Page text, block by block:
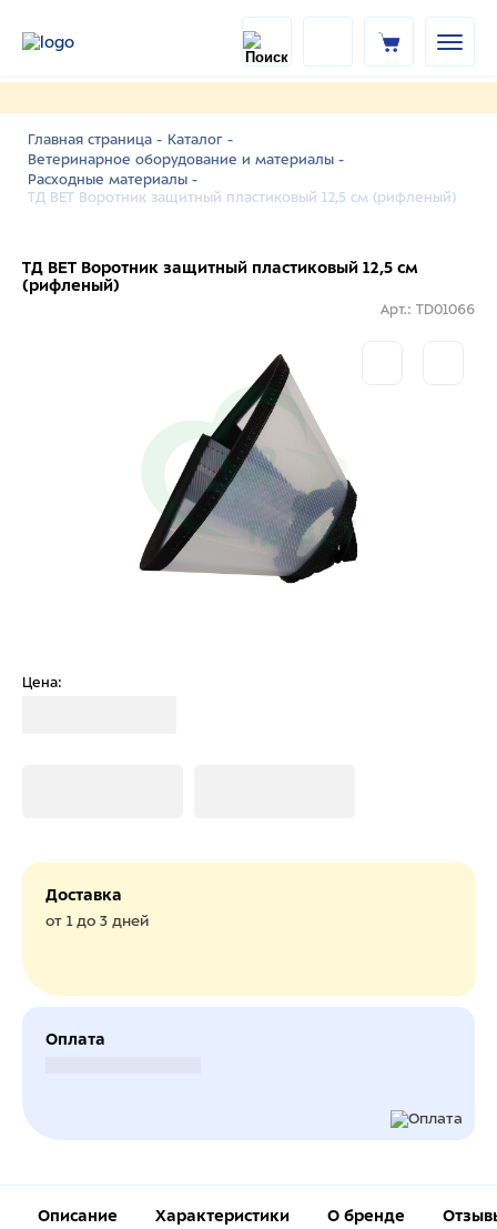
Главная страница - Каталог -
Ветеринарное оборудование и материалы -
Расходные материалы -
ТД ВЕТ Воротник защитный пластиковый 12,5 см (рифленый)
ТД ВЕТ Воротник защитный пластиковый 12,5 см
(рифленый)
Арт.: TD01066
Цена:
Доставка
от 1 до 3 дней
Оплата
Описание Характеристики О бренде